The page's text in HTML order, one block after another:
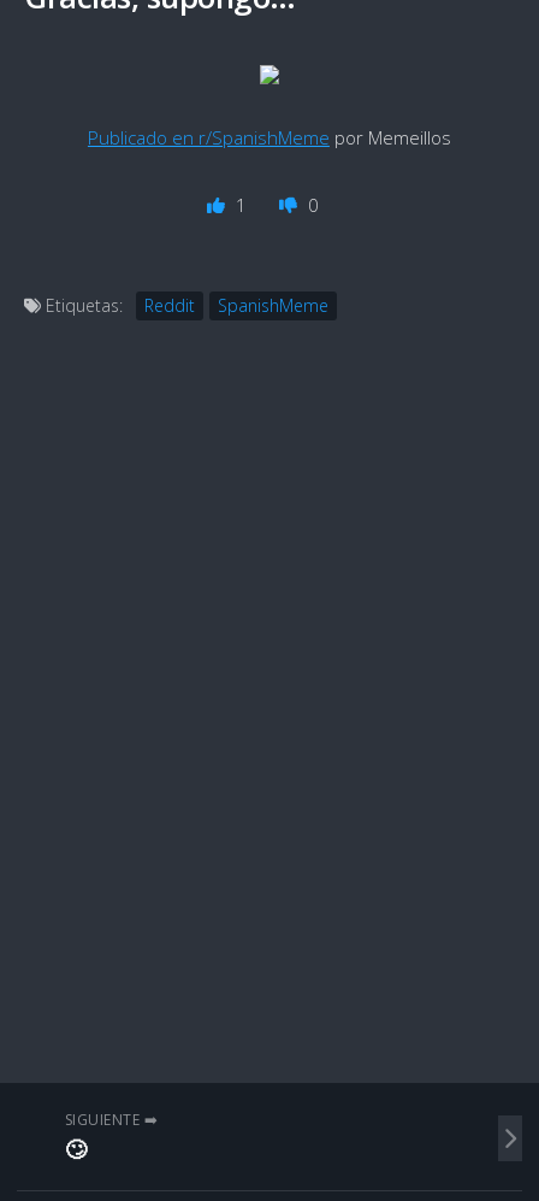
Publicado en r/SpanishMeme por Memeillos
1 0
Etiquetas: Reddit SpanishMeme
SIGUIENTE ➡️
🙄